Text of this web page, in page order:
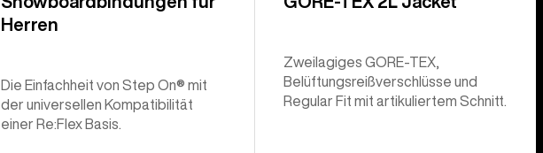
Herren
Die Einfachheit von Step On® mit
der universellen Kompatibilität
einer Re:Flex Basis.
Zweilagiges GORE-TEX,
Belüftungsreißverschlüsse und
Regular Fit mit artikuliertem Schnitt.